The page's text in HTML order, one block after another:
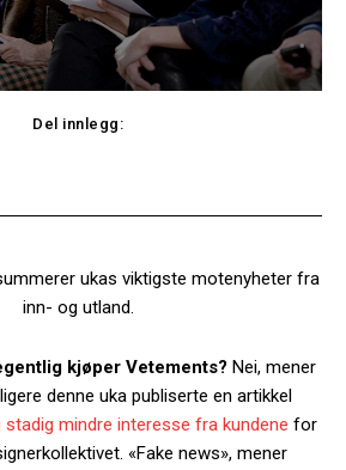
Del innlegg:
ukas viktigste motenyheter fra
inn- og utland.
kjøper Vetements? Nei, mener
denne uka publiserte en artikkel
mindre interesse fra kundene for
«Fake news», mener